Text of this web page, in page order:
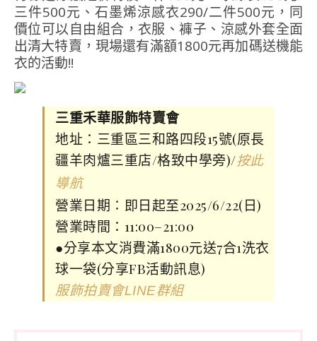
三件500元、石墨烯涼感衣290/二件500元，同
價位可以自由組合，衣服、褲子、涼感外套全面
出清大特賣，現場還有滿額1800元再加碼送機能
衣的活動!!
三重禾華服飾特賣會
地址：三重區三和路四段15號(原長
疆羊肉爐三重店/格致中學旁)/按此
導航
營業日期∶即日起至2025/6/22(日)
營業時間：11:00–21:00
●分享本文消費滿1800元送7合1洗衣
球一袋(分享FB活動訊息)
服飾拍賣會LINE群組